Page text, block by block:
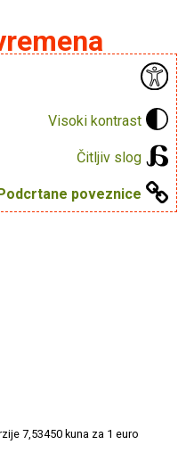
Visoki kontrast
Čitljiv slog
poveznice
knjiga.
7,53450 kuna za 1 euro